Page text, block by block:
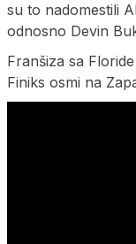
su to nadomestili
odnosno Devin
Franšiza sa
Finiks osmi na